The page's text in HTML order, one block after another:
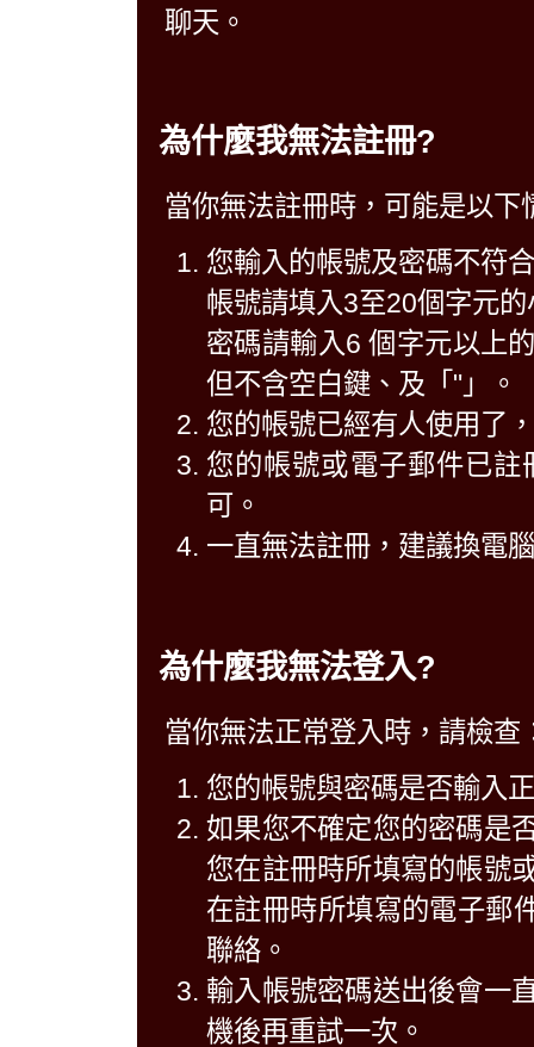
聊天。
為什麼我無法註冊?
當你無法註冊時，可能是以下
您輸入的帳號及密碼不符
帳號請填入3至20個字元
密碼請輸入6 個字元以上
但不含空白鍵、及「"」。
您的帳號已經有人使用了
您的帳號或電子郵件已
可。
一直無法註冊，建議換電
為什麼我無法登入?
當你無法正常登入時，請檢查
您的帳號與密碼是否輸入
如果您不確定您的密碼是
您在註冊時所填寫的帳號
在註冊時所填寫的電子郵
聯絡。
輸入帳號密碼送出後會一
機後再重試一次。